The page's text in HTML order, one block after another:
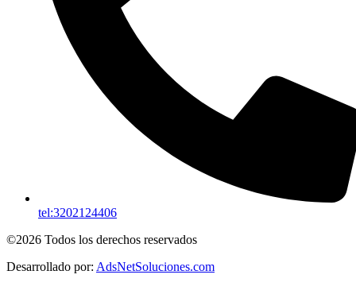
tel:3202124406
©2026 Todos los derechos reservados
Desarrollado por: AdsNetSoluciones.com